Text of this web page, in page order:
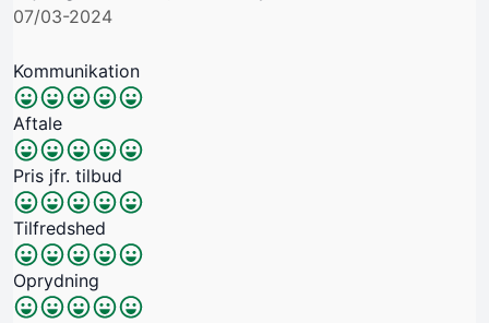
07/03-2024
Kommunikation
Aftale
Pris jfr. tilbud
Tilfredshed
Oprydning